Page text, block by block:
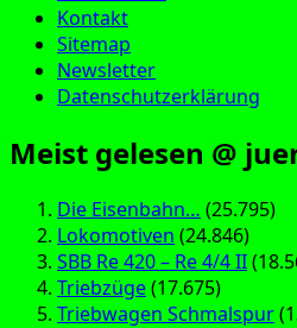
Kontakt
Sitemap
Newsletter
Datenschutzerklärung
Meist gelesen @
Die Eisenbahn… (25.795)
Lokomotiven (24.846)
SBB Re 420 – Re 4/4 II
Triebzüge(17.675)
Triebwagen Schmalspur